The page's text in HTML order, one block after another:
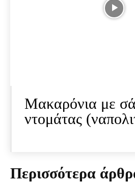
Μακαρόνια με
ντομάτας
Περισσότερα